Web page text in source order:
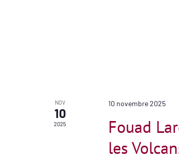
NOV
10
2025
10 novembre 2025
Fouad
les